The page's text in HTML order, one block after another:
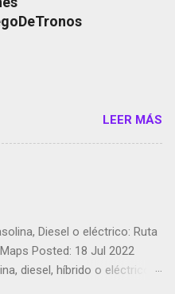
a los que usan el
La serie de la Tierra
de bicicletas de alquiler
Photos Llegando Partimos
tamaño y su importancia...
LEER MÁS
Diesel o eléctrico: Ruta
Posted: 18 Jul 2022
diesel, híbrido o eléctrico: